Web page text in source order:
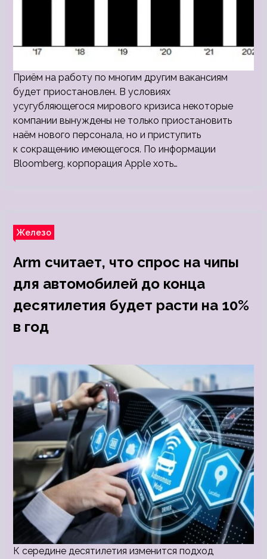
Приём на работу по многим другим вакансиям
будет приостановлен. В условиях
усугубляющегося мирового кризиса некоторые
компании вынуждены не только приостановить
наём нового персонала, но и приступить
к сокращению имеющегося. По информации
Bloomberg, корпорация Apple хоть…
Железо
Arm считает, что спрос на чипы
для автомобилей до конца
десятилетия будет расти на 10%
в год
К середине десятилетия изменится подход